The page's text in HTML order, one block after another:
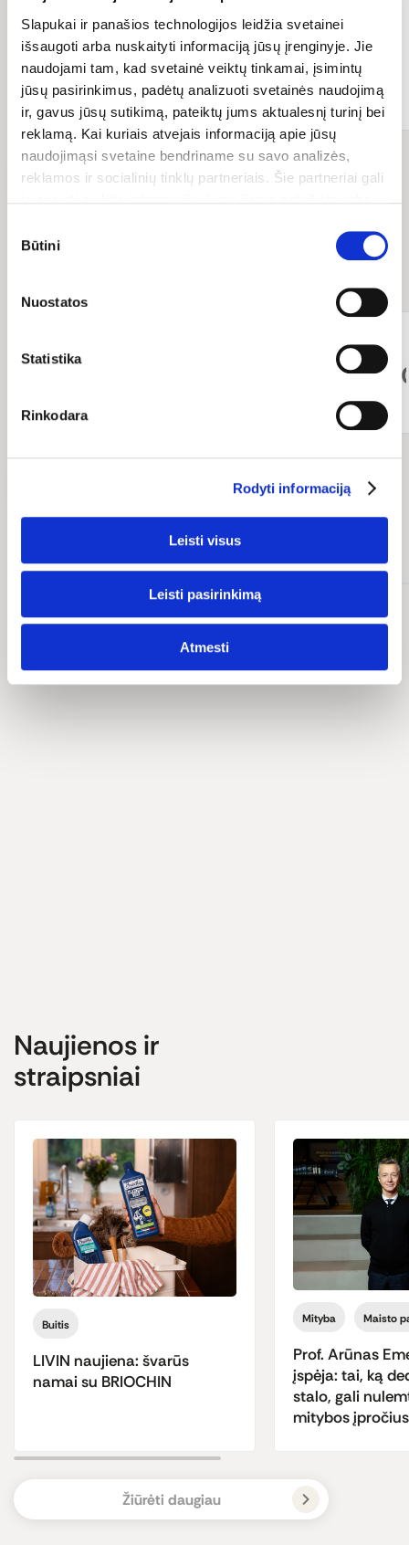
Slapukai ir panašios technologijos leidžia svetainei
išsaugoti arba nuskaityti informaciją jūsų įrenginyje. Jie
naudojami tam, kad svetainė veiktų tinkamai, įsimintų
jūsų pasirinkimus, padėtų analizuoti svetainės naudojimą
ir, gavus jūsų sutikimą, pateiktų jums aktualesnį turinį bei
reklamą. Kai kuriais atvejais informaciją apie jūsų
naudojimąsi svetaine bendriname su savo analizės,
reklamos ir socialinių tinklų partneriais. Šie partneriai gali
pasirinkti, su kuriomis slapukų kategorijomis sutinkate.
Savo sutikimą galite bet kada pakeisti arba atšaukti
atsisakius tam tikrų slapukų dalis svetainės funkcijų gali
pasirinkimas
Būtini
Nuostatos
Statistika
Rinkodara
Rodyti informaciją
Leisti visus
Leisti pasirinkimą
Atmesti
Pridėti Pridėti
Visos prekės (145)
Produktai
Naujienos ir
straipsniai
Buitis
LIVIN naujiena: švarūs
namai su BRIOCHIN
Mityba Maisto
Prof. Arūnas
įspėja: tai, ką
stalo, gali
mitybos
Žiūrėti daugiau